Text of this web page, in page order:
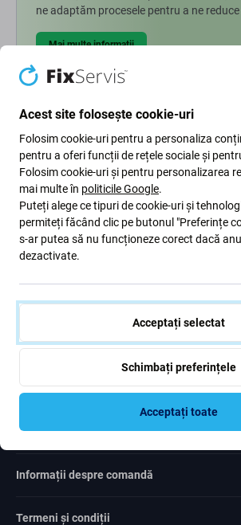
ne adaptăm procesele pentru a ne
Mai multe informatii
Newsletter Fix
Înscrieți-vă pentru a primi periodic informații
noutăți din oferta noastră. În același timp,
formular, confirm că am peste 16 ani
Servicii clienți
Informații despre comandă
Termeni și condiții
Acest site folosește cookie-uri
Folosim cookie-uri pentru a personaliza
pentru a oferi funcții de rețele sociale și
Folosim cookie-uri și pentru personalizarea
mai multe în politicile Google.
Puteți alege ce tipuri de cookie-uri și
permiteți făcând clic pe butonul "Preferințe
s-ar putea să nu funcționeze corect dacă
dezactivate.
Acceptați selectat
Schimbați preferințele
Acceptați toate